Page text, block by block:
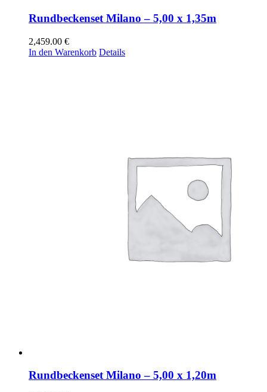
Rundbeckenset Milano – 5,00 x 1,35m
2,459.00 €
In den Warenkorb Details
Rundbeckenset Milano – 5,00 x 1,20m